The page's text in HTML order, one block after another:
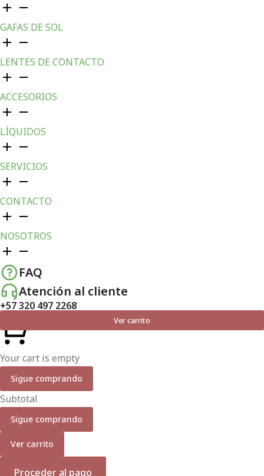
GAFAS DE SOL
LENTES DE CONTACTO
ACCESORIOS
LÍQUIDOS
SERVICIOS
CONTACTO
NOSOTROS
FAQ
Atención al cliente
+57 320 497 2268
Ver carrito
Your cart is empty
Sigue comprando
Subtotal
Sigue comprando
Ver carrito
Proceder al pago